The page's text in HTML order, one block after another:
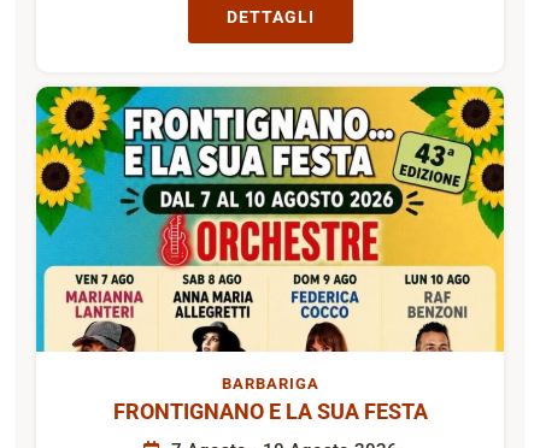
DETTAGLI
BARBARIGA
FRONTIGNANO E LA SUA FESTA